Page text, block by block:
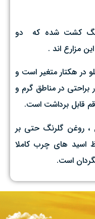
۱۵۰ هکتار گلرنگ کشت شده که دو
مزارع اند .
گلرنگ از ۷۰۰ کیلو تا ۳۰۰۰ کیلو در هکتار متغیر است و
۲ تن در هکتار براحتی در مناطق گرم و
برداشت است.
، روغن گلرنگ حتی بر
اسید های چرب کاملا
است.